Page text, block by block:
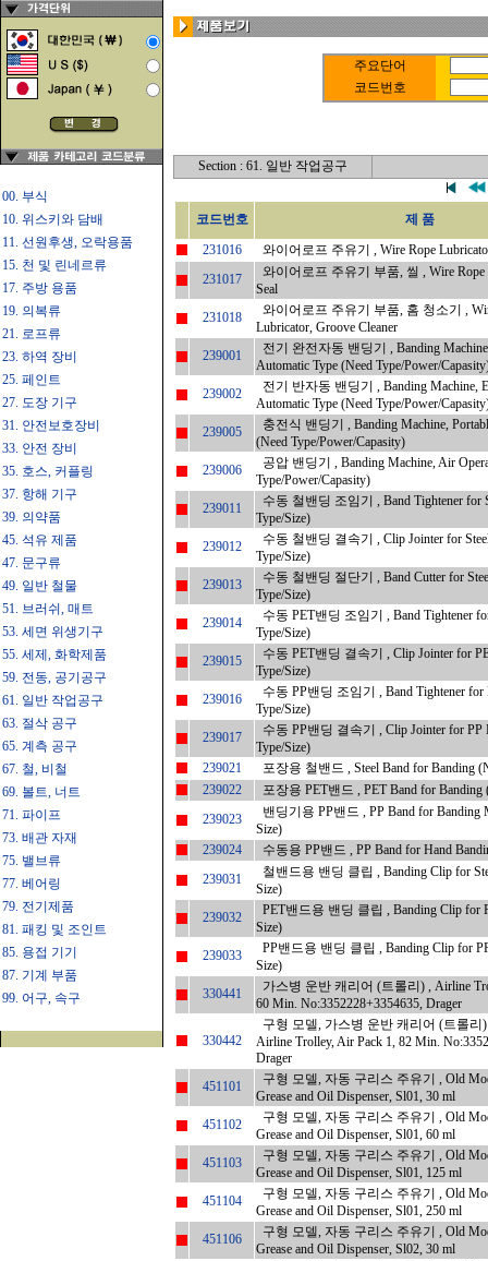
00. 부식
10. 위스키와 담배
11. 선원후생, 오락용품
15. 천 및 린네르류
17. 주방 용품
19. 의복류
21. 로프류
23. 하역 장비
25. 페인트
27. 도장 기구
31. 안전보호장비
33. 안전 장비
35. 호스, 커플링
37. 항해 기구
39. 의약품
45. 석유 제품
47. 문구류
49. 일반 철물
51. 브러쉬, 매트
53. 세면 위생기구
55. 세제, 화학제품
59. 전동, 공기공구
61. 일반 작업공구
63. 절삭 공구
65. 계측 공구
67. 철, 비철
69. 볼트, 너트
71. 파이프
73. 배관 자재
75. 밸브류
77. 베어링
79. 전기제품
81. 패킹 및 조인트
85. 용접 기기
87. 기계 부품
99. 어구, 속구
주요단어
코드번호
Section : 61. 일반 작업공구
코드번호
제 품
231016
와이어로프 주유기 , Wire Rope
231017
와이어로프 주유기 부품, 씰 , Wire Rope
Seal
231018
와이어로프 주유기 부품, 홈 청소기 ,
Lubricator, Groove Cleaner
239001
전기 완전자동 밴딩기 , Banding
Automatic Type (Need Type/Power/
239002
전기 반자동 밴딩기 , Banding Machine,
Automatic Type (Need Type/Power/
239005
충전식 밴딩기 , Banding Machine,
(Need Type/Power/Capasity)
239006
공압 밴딩기 , Banding Machine, Air
Type/Power/Capasity)
239011
수동 철밴딩 조임기 , Band Tightener for
Type/Size)
239012
수동 철밴딩 결속기 , Clip Jointer for
Type/Size)
239013
수동 철밴딩 절단기 , Band Cutter for
Type/Size)
239014
수동 PET밴딩 조임기 , Band Tightener
Type/Size)
239015
수동 PET밴딩 결속기 , Clip Jointer for
Type/Size)
239016
수동 PP밴딩 조임기 , Band Tightener for
Type/Size)
239017
수동 PP밴딩 결속기 , Clip Jointer for PP
Type/Size)
239021
포장용 철밴드 , Steel Band for Banding
239022
포장용 PET밴드 , PET Band for Banding
239023
밴딩기용 PP밴드 , PP Band for Banding
Size)
239024
수동용 PP밴드 , PP Band for Hand
239031
철밴드용 밴딩 클립 , Banding Clip for
Size)
239032
PET밴드용 밴딩 클립 , Banding Clip for
Size)
239033
PP밴드용 밴딩 클립 , Banding Clip for
Size)
330441
가스병 운반 캐리어 (트롤리) , Airline
60 Min. No:3352228+3354635, Drager
330442
구형 모델, 가스병 운반 캐리어 (트롤리
Airline Trolley, Air Pack 1, 82 Min.
Drager
451101
구형 모델, 자동 구리스 주유기 , Old
Grease and Oil Dispenser, Sl01, 30 ml
451102
구형 모델, 자동 구리스 주유기 , Old
Grease and Oil Dispenser, Sl01, 60 ml
451103
구형 모델, 자동 구리스 주유기 , Old
Grease and Oil Dispenser, Sl01, 125 ml
451104
구형 모델, 자동 구리스 주유기 , Old
Grease and Oil Dispenser, Sl01, 250 ml
451106
구형 모델, 자동 구리스 주유기 , Old
Grease and Oil Dispenser, Sl02, 30 ml